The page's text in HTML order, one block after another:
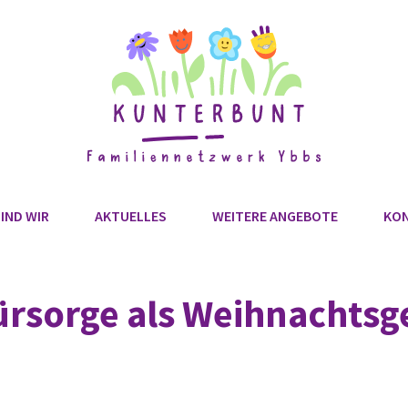
WIR AKTUELLES WEITERE ANGEBOTE
als